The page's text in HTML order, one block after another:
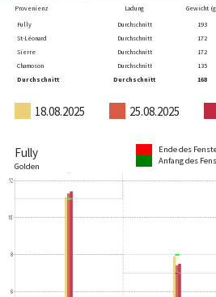
Provenienz Ladung Gewicht
Fully
Durchschnitt 193
St-Léonard
Durchschnitt 172
Sierre
Durchschnitt 172
Chamoson
Durchschnitt 135
Durchschnitt
Durchschnitt 168
18.08.2025 25.08.2025
Fully
Golden
Ende des
Anfang des